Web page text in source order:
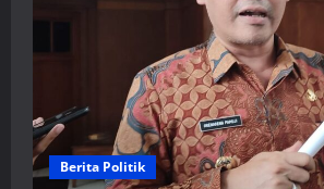
Berita Politik